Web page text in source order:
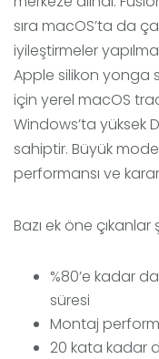
sıra macOS’ta da
iyileştirmeler
Apple silikon yonga
için yerel macOS
Windows’ta yüksek
sahiptir. Büyük
performansı ve
Bazı ek öne çıkanlar
%80’e kadar
süresi
Montaj
20 kata kadar